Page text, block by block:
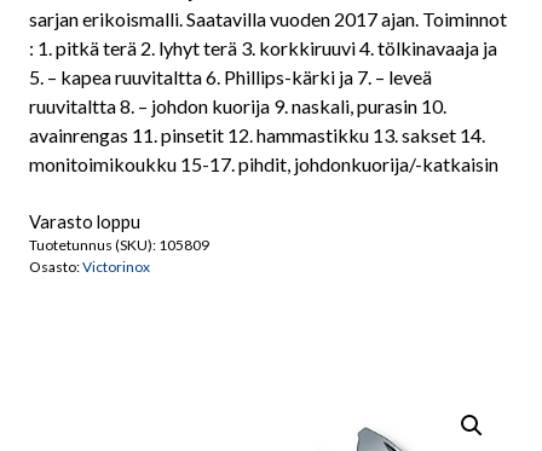
sarjan erikoismalli. Saatavilla vuoden 2017 ajan. Toiminnot
: 1. pitkä terä 2. lyhyt terä 3. korkkiruuvi 4. tölkinavaaja ja
5. – kapea ruuvitaltta 6. Phillips-kärki ja 7. – leveä
ruuvitaltta 8. – johdon kuorija 9. naskali, purasin 10.
avainrengas 11. pinsetit 12. hammastikku 13. sakset 14.
monitoimikoukku 15-17. pihdit, johdonkuorija/-katkaisin
Varasto loppu
Tuotetunnus (SKU): 105809
Osasto:Victorinox